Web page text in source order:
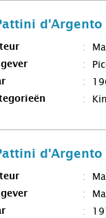
d'Argento
d'Argento